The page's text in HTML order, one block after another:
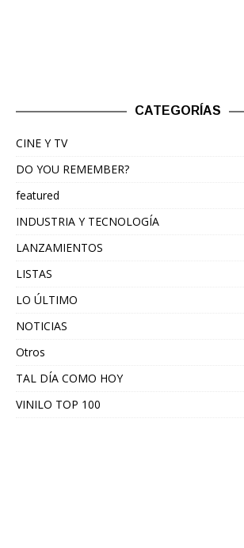
CATEGORÍAS
CINE Y TV
DO YOU REMEMBER?
featured
INDUSTRIA Y TECNOLOGÍA
LANZAMIENTOS
LISTAS
LO ÚLTIMO
NOTICIAS
Otros
TAL DÍA COMO HOY
VINILO TOP 100